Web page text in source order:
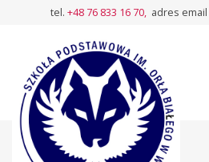
Narodowej
Pasowanie
tel. +48 76 833 16 70, adres email